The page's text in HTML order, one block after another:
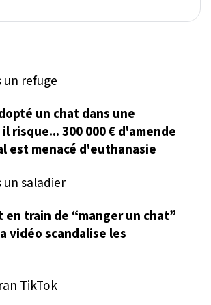
un chat dans une
risque... 300 000 € d'amende
est menacé d'euthanasie
en train de “manger un chat”
vidéo scandalise les